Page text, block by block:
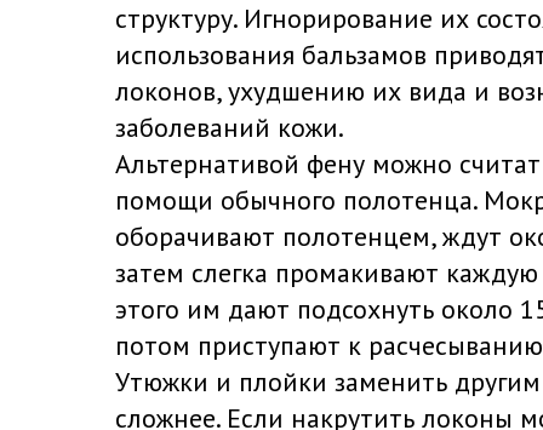
структуру. Игнорирование их
использования бальзамов
локонов, ухудшению их вида и
заболеваний кожи.
Альтернативой фену можно
помощи обычного полотенца.
оборачивают полотенцем, ждут
затем слегка промакивают
этого им дают подсохнуть около
потом приступают к
Утюжки и плойки заменить
сложнее. Если накрутить локоны